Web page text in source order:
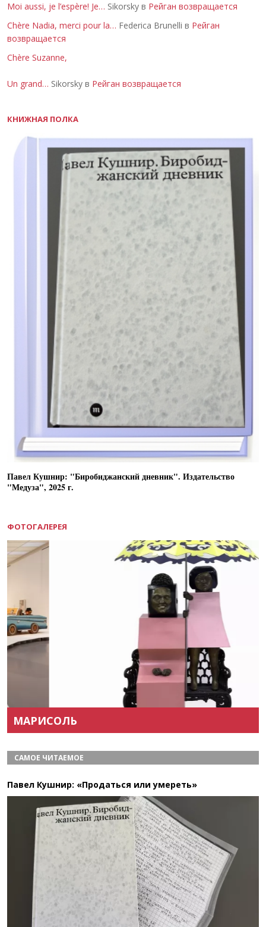
Moi aussi, je l’espère! Je… Sikorsky в Рейган возвращается
Chère Nadia, merci pour la… Federica Brunelli в Рейган
возвращается
Chère Suzanne,
Un grand… Sikorsky в Рейган возвращается
КНИЖНАЯ ПОЛКА
Павел Кушнир: "Биробиджанский дневник". Издательство
"Медуза", 2025 г.
ФОТОГАЛЕРЕЯ
МАРИСОЛЬ
САМОЕ ЧИТАЕМОЕ
Павел Кушнир: «Продаться или умереть»